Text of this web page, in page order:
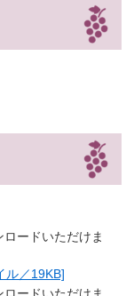
ードいただけま
ル／19KB]
ードいただけま